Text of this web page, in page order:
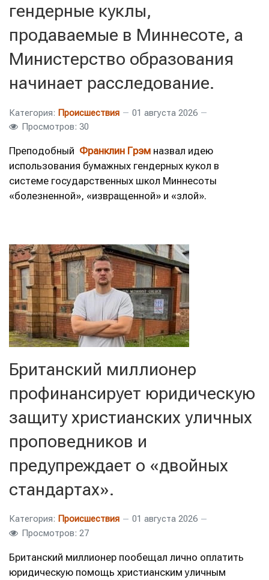
гендерные куклы,
продаваемые в Миннесоте, а
Министерство образования
начинает расследование.
Категория: Происшествия
01 августа 2026
Просмотров: 30
Преподобный Франклин Грэм назвал идею
использования бумажных гендерных кукол в
системе государственных школ Миннесоты
«болезненной», «извращенной» и «злой».
Британский миллионер
профинансирует юридическую
защиту христианских уличных
проповедников и
предупреждает о «двойных
стандартах».
Категория: Происшествия
01 августа 2026
Просмотров: 27
Британский миллионер пообещал лично оплатить
юридическую помощь христианским уличным